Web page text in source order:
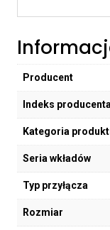
Producent
Indeks producenta
Kategoria
Seria wkładów
Typ przyłącza
Rozmiar